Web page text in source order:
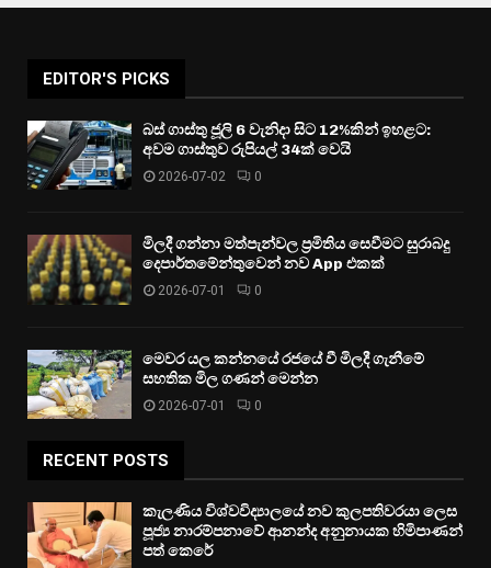
EDITOR'S PICKS
බස් ගාස්තු ජූලි 6 වැනිදා සිට 12%කින් ඉහළට:
අවම ගාස්තුව රුපියල් 34ක් වෙයි
2026-07-02 0
මිලදී ගන්නා මත්පැන්වල ප්‍රමිතිය සෙවීමට සුරාබදු
දෙපාර්තමේන්තුවෙන් නව App එකක්
2026-07-01 0
මෙවර යල කන්නයේ රජයේ වී මිලදී ගැනීමේ
සහතික මිල ගණන් මෙන්න
2026-07-01 0
RECENT POSTS
කැලණිය විශ්වවිද්‍යාලයේ නව කුලපතිවරයා ලෙස
පූජ්‍ය නාරම්පනාවේ ආනන්ද අනුනායක හිමිපාණන්
පත් කෙරේ